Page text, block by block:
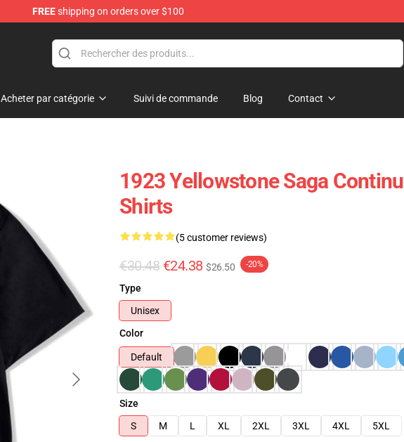
FREEshipping on orders over $100
Acheter par catégorie Suivi de commande Blog Contact
1923 Yellowstone Saga
Shirts
(5 customer reviews)
€30.48 €24.38 $26.50 -20%
Type
Unisex
Color
Default
Size
S
M L XL 2XL 3XL 4XL
5XL